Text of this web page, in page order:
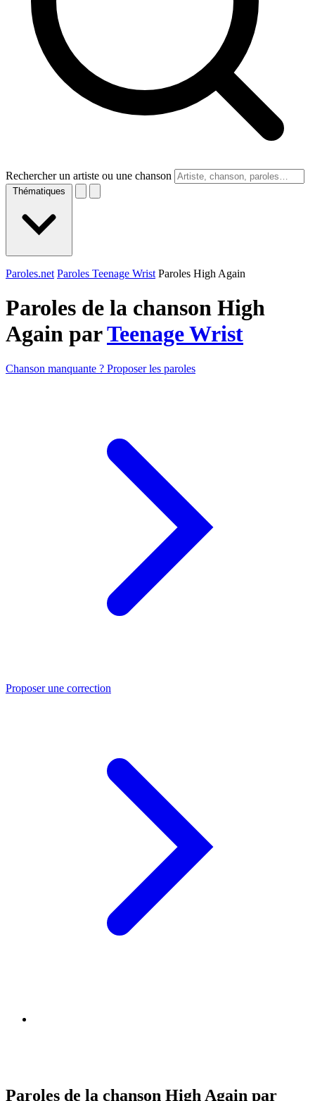
Rechercher un artiste ou une chanson
Thématiques
Paroles.net Paroles Teenage Wrist Paroles High Again
Paroles de la chanson High
Again parTeenage Wrist
Chanson manquante ? Proposer les paroles
Proposer une correction
Paroles de la chanson High Again par